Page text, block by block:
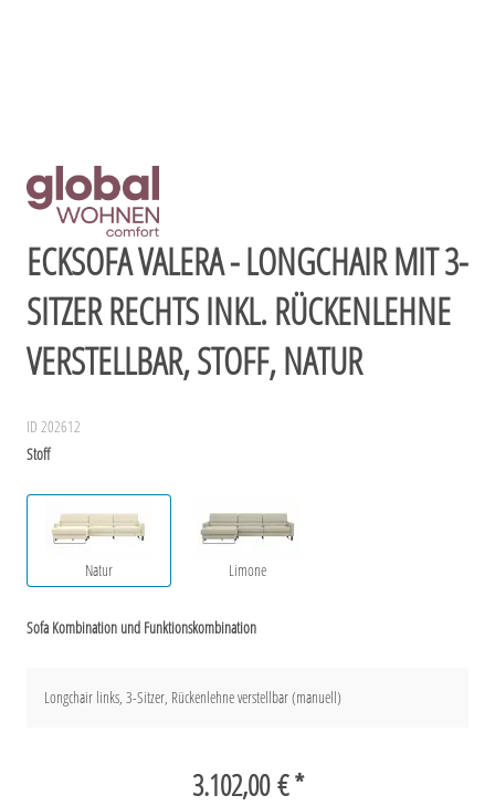
ECKSOFA VALERA - LONGCHAIR MIT 3-
SITZER RECHTS INKL. RÜCKENLEHNE
VERSTELLBAR, STOFF, NATUR
ID 202612
Stoff
Natur Limone
Sofa Kombination und Funktionskombination
Longchair links, 3-Sitzer, Rückenlehne verstellbar (manuell)
3.102,00 € *